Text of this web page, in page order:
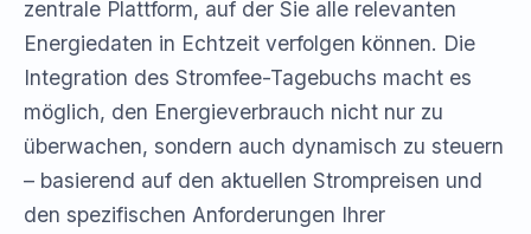
zentrale Plattform, auf der Sie alle relevanten
Energiedaten in Echtzeit verfolgen können. Die
Integration des Stromfee-Tagebuchs macht es
möglich, den Energieverbrauch nicht nur zu
überwachen, sondern auch dynamisch zu steuern
– basierend auf den aktuellen Strompreisen und
den spezifischen Anforderungen Ihrer